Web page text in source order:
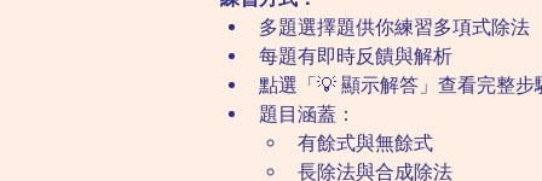
多題選擇題供你練習多項式除法
每題有即時反饋與解析
點選「💡 顯示解答」查看完整步
題目涵蓋：
有餘式與無餘式
長除法與合成除法